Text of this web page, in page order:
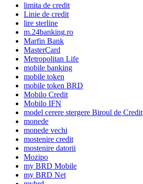
limita de credit
Linie de credit
lire sterline
m.24banking.ro
Marfin Bank
MasterCard
Metropolitan Life
mobile banking
mobile token
mobile token BRD
Mobilo Credit
Mobilo IFN
model cerere stergere Biroul de Credit
monede
monede vechi
mostenire credit
mostenire datorii
Mozipo
my BRD Mobile
my BRD Net